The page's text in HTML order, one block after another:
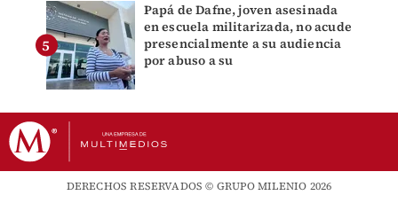
Papá de Dafne, joven asesinada
en escuela militarizada, no acude
presencialmente a su audiencia
por abuso a su
DERECHOS RESERVADOS © GRUPO MILENIO 2026